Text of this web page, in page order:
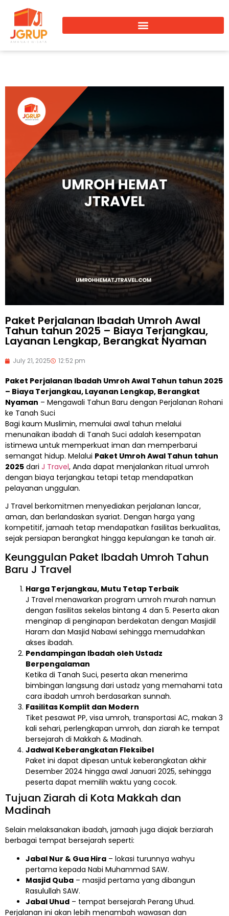
Paket Perjalanan Ibadah Umroh Awal
Tahun tahun 2025 – Biaya Terjangkau,
Layanan Lengkap, Berangkat Nyaman
July 21, 2025 12:52 pm
Paket Perjalanan Ibadah Umroh Awal Tahun tahun 2025
– Biaya Terjangkau, Layanan Lengkap, Berangkat
Nyaman – Mengawali Tahun Baru dengan Perjalanan Rohani
ke Tanah Suci
Bagi kaum Muslimin, memulai awal tahun melalui
menunaikan ibadah di Tanah Suci adalah kesempatan
istimewa untuk memperkuat iman dan memperbarui
semangat hidup. Melalui Paket Umroh Awal Tahun tahun
2025 dari J Travel, Anda dapat menjalankan ritual umroh
dengan biaya terjangkau tetapi tetap mendapatkan
pelayanan unggulan.
J Travel berkomitmen menyediakan perjalanan lancar,
aman, dan berlandaskan syariat. Dengan harga yang
kompetitif, jamaah tetap mendapatkan fasilitas berkualitas,
sejak persiapan berangkat hingga kepulangan ke tanah air.
Keunggulan Paket Ibadah Umroh Tahun
Baru J Travel
Harga Terjangkau, Mutu Tetap Terbaik
J Travel menawarkan program umroh murah namun
dengan fasilitas sekelas bintang 4 dan 5. Peserta akan
menginap di penginapan berdekatan dengan Masjidil
Haram dan Masjid Nabawi sehingga memudahkan
akses ibadah.
Pendampingan Ibadah oleh Ustadz
Berpengalaman
Ketika di Tanah Suci, peserta akan menerima
bimbingan langsung dari ustadz yang memahami tata
cara ibadah umroh berdasarkan sunnah.
Fasilitas Komplit dan Modern
Tiket pesawat PP, visa umroh, transportasi AC, makan 3
kali sehari, perlengkapan umroh, dan ziarah ke tempat
bersejarah di Makkah & Madinah.
Jadwal Keberangkatan Fleksibel
Paket ini dapat dipesan untuk keberangkatan akhir
Desember 2024 hingga awal Januari 2025, sehingga
peserta dapat memilih waktu yang cocok.
Tujuan Ziarah di Kota Makkah dan
Madinah
Selain melaksanakan ibadah, jamaah juga diajak berziarah
berbagai tempat bersejarah seperti:
Jabal Nur & Gua Hira – lokasi turunnya wahyu
pertama kepada Nabi Muhammad SAW.
Masjid Quba – masjid pertama yang dibangun
Rasulullah SAW.
Jabal Uhud – tempat bersejarah Perang Uhud.
Perjalanan ini akan lebih menambah wawasan dan